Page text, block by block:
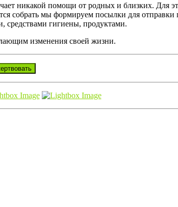
никакой помощи от родных и близких. Для
собрать мы формируем посылки для отправки
гигиены, продуктами.
изменения своей жизни.